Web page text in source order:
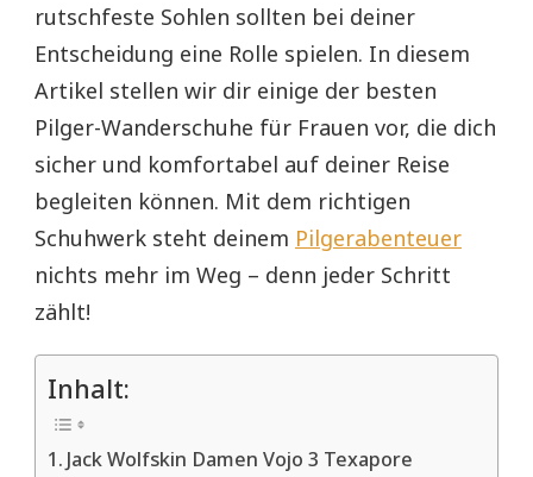
rutschfeste Sohlen sollten bei deiner
Entscheidung eine Rolle spielen. In diesem
Artikel stellen wir dir einige der besten
Pilger-Wanderschuhe für Frauen vor, die dich
sicher und komfortabel auf deiner Reise
begleiten können. Mit dem richtigen
Schuhwerk steht deinem Pilgerabenteuer
nichts mehr im Weg – denn jeder Schritt
zählt!
Inhalt:
Jack Wolfskin Damen Vojo 3 Texapore